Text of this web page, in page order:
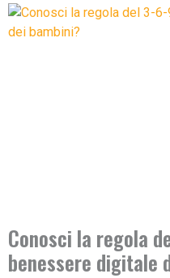
Conosci la regola
benessere digitale